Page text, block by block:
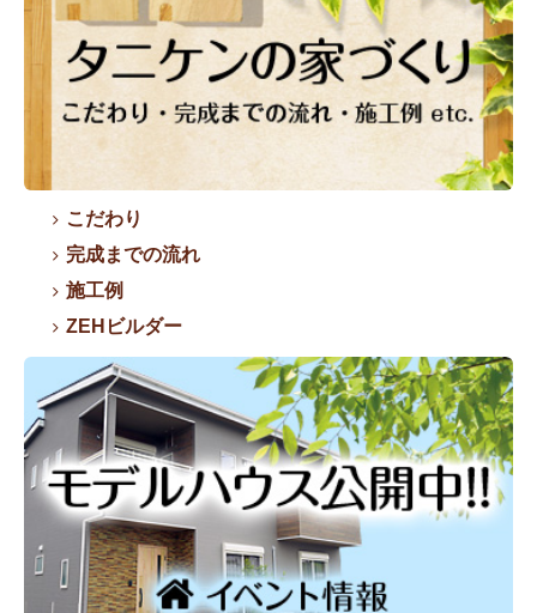
こだわり
完成までの流れ
施工例
ZEHビルダー